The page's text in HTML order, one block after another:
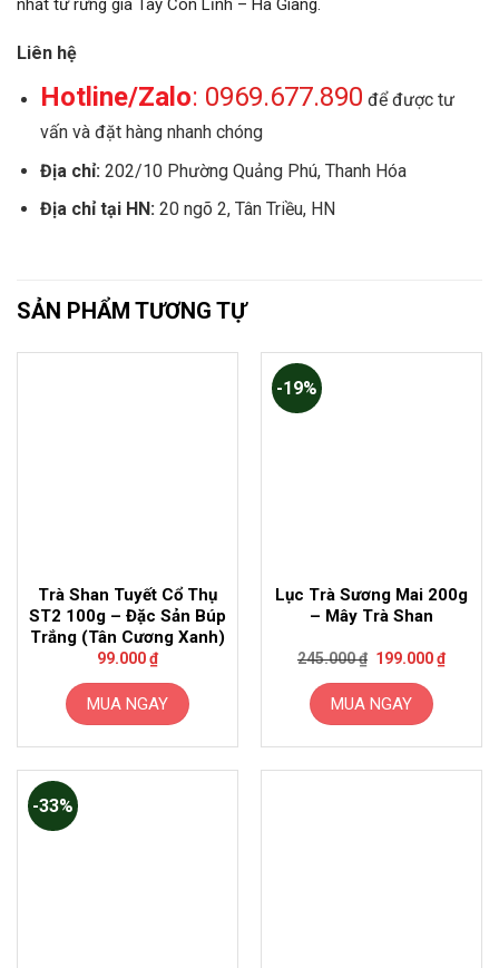
Liên hệ
Hotline/Zalo: 0969.677.890 để được tư
vấn và đặt hàng nhanh chóng
Địa chỉ: 202/10 Phường Quảng Phú, Thanh Hóa
Địa chỉ tại HN:20 ngõ 2, Tân Triều, HN
SẢN PHẨM TƯƠNG TỰ
Trà Shan Tuyết Cổ Thụ
ST2 100g – Đặc Sản Búp
Trắng (Tân Cương Xanh)
99.000₫
MUA NGAY
-19%
Lục Trà Sương Mai 200g
– Mây Trà Shan
245.000₫ Giá
là:
245.000 ₫.
199.000₫Giá
hiện
MUA NGAY
-33%